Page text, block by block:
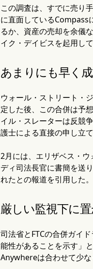
この調査は、すでに売り
に直面しているCompass
るか、資産の売却を余儀
イク・デイビスを起用し
あまりにも早く
ウォール・ストリート・
定した後、この合併は予
イル・スレーターは反競
護士による直接の申し立
2月には、エリザベス・
ディ司法長官に書簡を送
れたとの報道を引用した。
厳しい監視下に
司法省とFTCの合併ガイ
能性があることを示す」
Anywhereは合わせて少な